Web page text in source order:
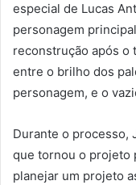
especial de Lucas
personagem
reconstrução após o
entre o brilho dos
personagem, e o
Durante o processo,
que tornou o projeto
planejar um projeto